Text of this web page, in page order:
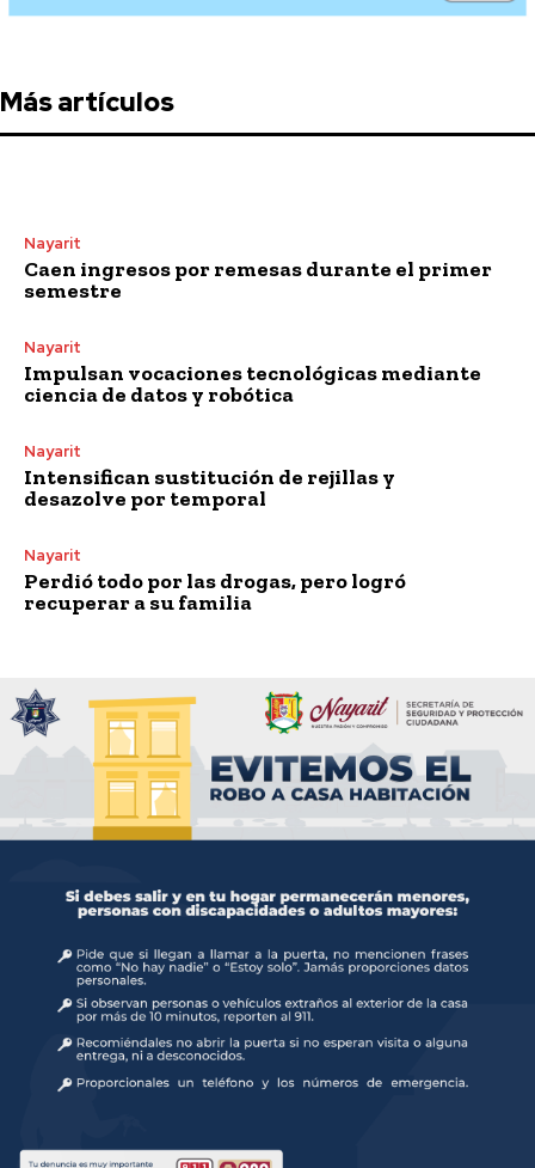
Más artículos
Nayarit
Caen ingresos por remesas durante el primer
semestre
Nayarit
Impulsan vocaciones tecnológicas mediante
ciencia de datos y robótica
Nayarit
Intensifican sustitución de rejillas y
desazolve por temporal
Nayarit
Perdió todo por las drogas, pero logró
recuperar a su familia